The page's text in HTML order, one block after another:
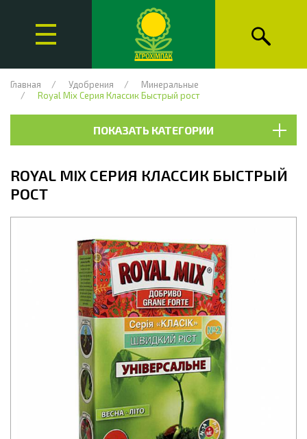
Главная Удобрения
Минеральные
Royal Mix Серия Классик Быстрый рост
ПОКАЗАТЬ КАТЕГОРИИ
ROYAL MIX СЕРИЯ КЛАССИК БЫСТРЫЙ
РОСТ